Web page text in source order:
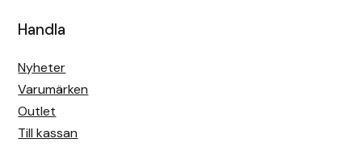
Handla
Nyheter
Varumärken
Outlet
Till kassan